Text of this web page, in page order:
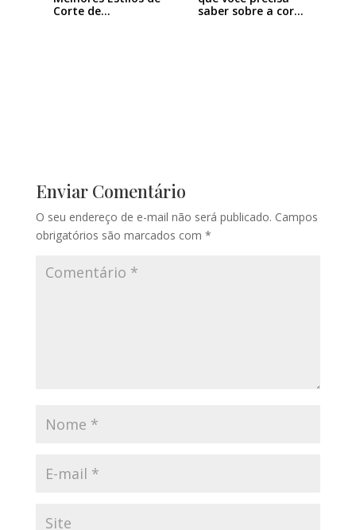
Corte de…
saber sobre a cor…
Enviar Comentário
O seu endereço de e-mail não será publicado. Campos
obrigatórios são marcados com *